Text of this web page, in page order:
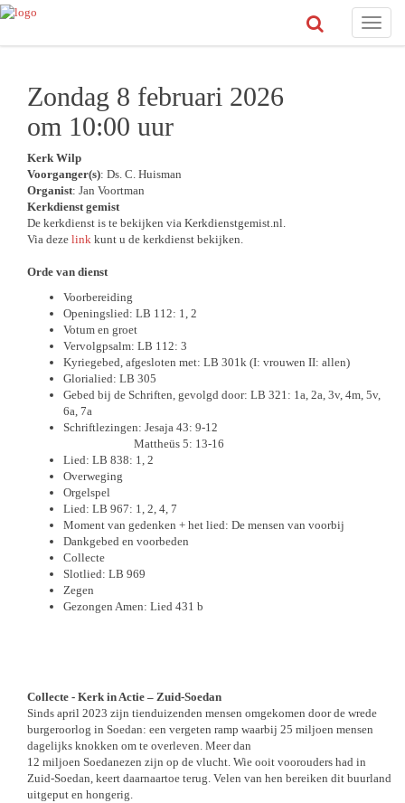
Toggle
Zondag 8 februari 2026
om 10:00 uur
Kerk Wilp
Voorganger(s): Ds. C. Huisman
Organist: Jan Voortman
Kerkdienst gemist
De kerkdienst is te bekijken via Kerkdienstgemist.nl.
Via deze link kunt u de kerkdienst bekijken.
Orde van dienst
Voorbereiding
Openingslied: LB 112: 1, 2
Votum en groet
Vervolgpsalm: LB 112: 3
Kyriegebed, afgesloten met: LB 301k (I: vrouwen II: allen)
Glorialied: LB 305
Gebed bij de Schriften, gevolgd door: LB 321: 1a, 2a, 3v, 4m, 5v,
6a, 7a
Schriftlezingen: Jesaja 43: 9-12
Mattheüs 5: 13-16
Lied: LB 838: 1, 2
Overweging
Orgelspel
Lied: LB 967: 1, 2, 4, 7
Moment van gedenken + het lied: De mensen van voorbij
Dankgebed en voorbeden
Collecte
Slotlied: LB 969
Zegen
Gezongen Amen: Lied 431 b
Collecte - Kerk in Actie – Zuid-Soedan
Sinds april 2023 zijn tienduizenden mensen omgekomen door de wrede
burgeroorlog in Soedan: een vergeten ramp waarbij 25 miljoen mensen
dagelijks knokken om te overleven. Meer dan
12 miljoen Soedanezen zijn op de vlucht. Wie ooit voorouders had in
Zuid-Soedan, keert daarnaartoe terug. Velen van hen bereiken dit buurland
uitgeput en hongerig.